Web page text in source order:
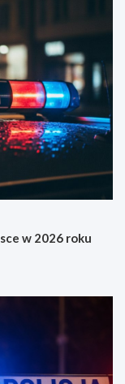
w 2026 roku